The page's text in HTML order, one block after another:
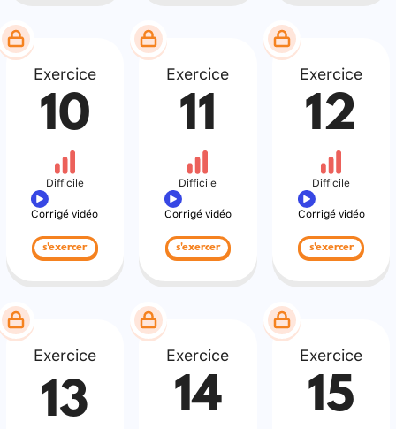
Exercice
10
Difficile
Corrigé vidéo
s'exercer
Exercice
11
Difficile
Corrigé vidéo
s'exercer
Exercice
12
Difficile
Corrigé vidéo
s'exercer
Exercice
13
Exercice
14
Exercice
15